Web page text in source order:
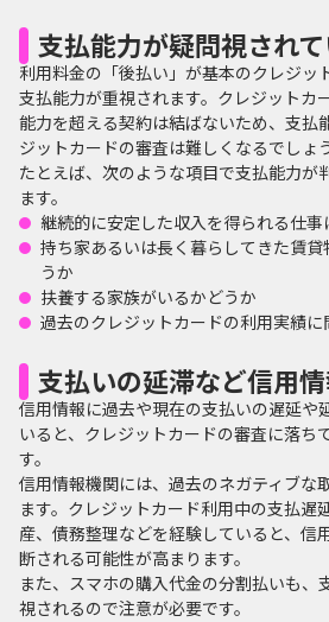
支払能力が疑問視され
利用料金の「後払い」が基本のクレジッ
支払能力が重視されます。クレジットカ
能力を超える契約は結ばないため、支払
ジットカードの審査は難しくなるでしょう
たとえば、次のような項目で支払能力が
ます。
継続的に安定した収入を得られる仕
持ち家あるいは長く暮らしてきた賃
うか
扶養する家族がいるかどうか
過去のクレジットカードの利用実績
支払いの延滞など信用
信用情報に過去や現在の支払いの遅延や
いると、クレジットカードの審査に落ち
す。
信用情報機関には、過去のネガティブな
ます。クレジットカード利用中の支払遅
産、債務整理などを経験していると、信
断される可能性が高まります。
また、スマホの購入代金の分割払いも、
視されるので注意が必要です。